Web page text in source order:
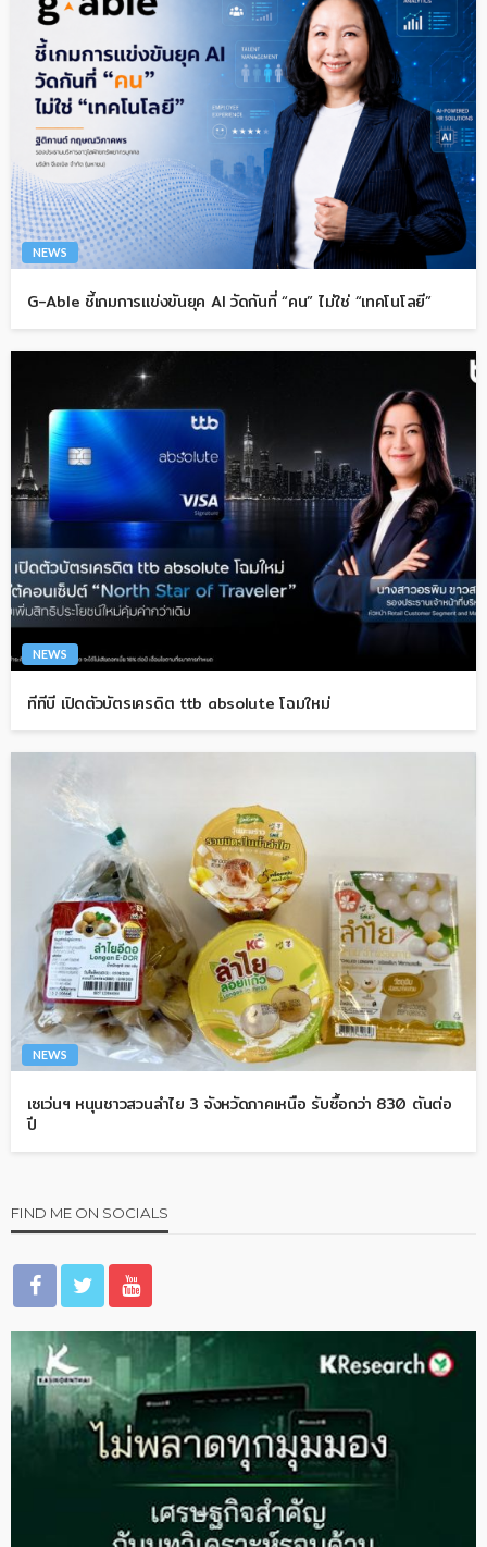
NEWS
G-Able ชี้เกมการแข่งขันยุค AI วัดกันที่ “คน” ไม่ใช่ “เทคโนโลยี”
NEWS
ทีทีบี เปิดตัวบัตรเครดิต ttb absolute โฉมใหม่
NEWS
เซเว่นฯ หนุนชาวสวนลำไย 3 จังหวัดภาคเหนือ รับซื้อกว่า 830 ตันต่อ
ปี
FIND ME ON SOCIALS